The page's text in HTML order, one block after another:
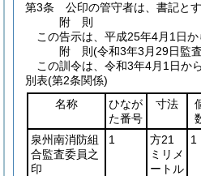
第3条
公印の管守者は、書記とす
附 則
この告示は、平成25年4月1日か
附 則(令和3年3月29日監
この訓令は、令和3年4月1日か
別表(第2条関係)
名称
ひなが
た番号
寸法
泉州南消防組
合監査委員之
印
1
方21
ミリメ
ートル
1